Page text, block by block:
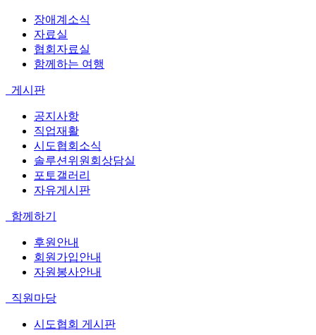
장애계소식
자료실
협회자료실
함께하는 여행
게시판
공지사항
직업재활
시도협회소식
솔루션위원회상담실
포토갤러리
자유게시판
함께하기
후원안내
회원가입안내
자원봉사안내
직원마당
시도협회 게시판